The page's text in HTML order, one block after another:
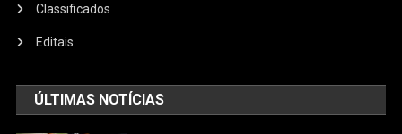
Classificados
Editais
ÚLTIMAS NOTÍCIAS